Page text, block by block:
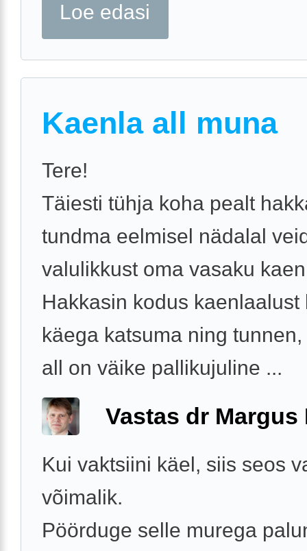
Loe edasi
Kaenla all muna
Tere!
Täiesti tühja koha pealt
tundma eelmisel nädalal
valulikkust oma vasaku
Hakkasin kodus kaenlaalust
käega katsuma ning
all on väike pallikujuline ...
Vastas dr Margus
Kui vaktsiini käel, siis seos
võimalik.
Pöörduge selle murega